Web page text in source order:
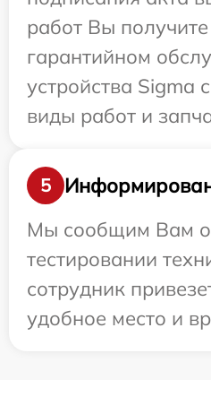
работ Вы
гарантийном
устройства Sigma
виды работ и
5
Мы сообщим Вам
тестировании
сотрудник
удобное место и